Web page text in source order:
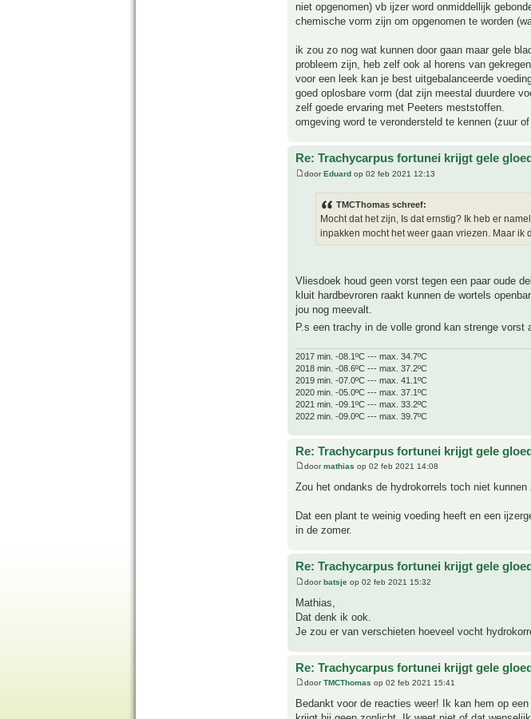
niet opgenomen) vb ijzer word onmiddellijk
chemische vorm zijn om opgenomen te worden
ik zou zo nog wat kunnen door gaan maar gele
probleem zijn, heb zelf ook al horens van
voor een leek kan je best uitgebalanceerde
goed oplosbare vorm (dat zijn meestal duurdere
zelf goede ervaring met Peeters meststoffen.
omgeving word te verondersteld te kennen (zuur
Re: Trachycarpus fortunei krijgt gele
doorEduard op 02 feb 2021 12:13
TMCThomas schreef:
Mocht dat het zijn, Is dat ernstig? Ik heb er
inpakken mocht het weer gaan vriezen. Maar ik
Vliesdoek houd geen vorst tegen een paar oude
kluit hardbevroren raakt kunnen de wortels
jou nog meevalt.
P.s een trachy in de volle grond kan strenge
2017 min. -08.1ºC --- max. 34.7ºC
2018 min. -08.6ºC --- max. 37.2ºC
2019 min. -07.0ºC --- max. 41.1ºC
2020 min. -05.0ºC --- max. 37.1ºC
2021 min. -09.1ºC --- max. 33.2ºC
2022 min. -09.0ºC --- max. 39.7ºC
Re: Trachycarpus fortunei krijgt gele
doormathias op 02 feb 2021 14:08
Zou het ondanks de hydrokorrels toch niet
Dat een plant te weinig voeding heeft en een
in de zomer.
Re: Trachycarpus fortunei krijgt gele
doorbatsje op 02 feb 2021 15:32
Mathias,
Dat denk ik ook.
Je zou er van verschieten hoeveel vocht
Re: Trachycarpus fortunei krijgt gele
doorTMCThomas op 02 feb 2021 15:41
Bedankt voor de reacties weer! Ik kan hem op